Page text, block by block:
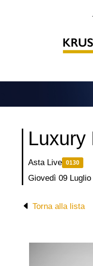
Luxury
Asta Live 0130
Giovedì 09 Luglio
Torna alla lista